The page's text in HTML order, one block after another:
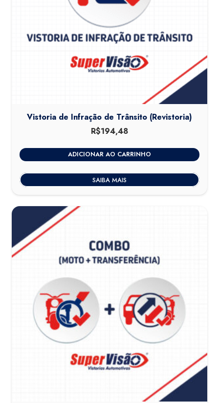
Vistoria de Infração de Trânsito (Revistoria)
R$194,48
ADICIONAR AO CARRINHO
SAIBA MAIS